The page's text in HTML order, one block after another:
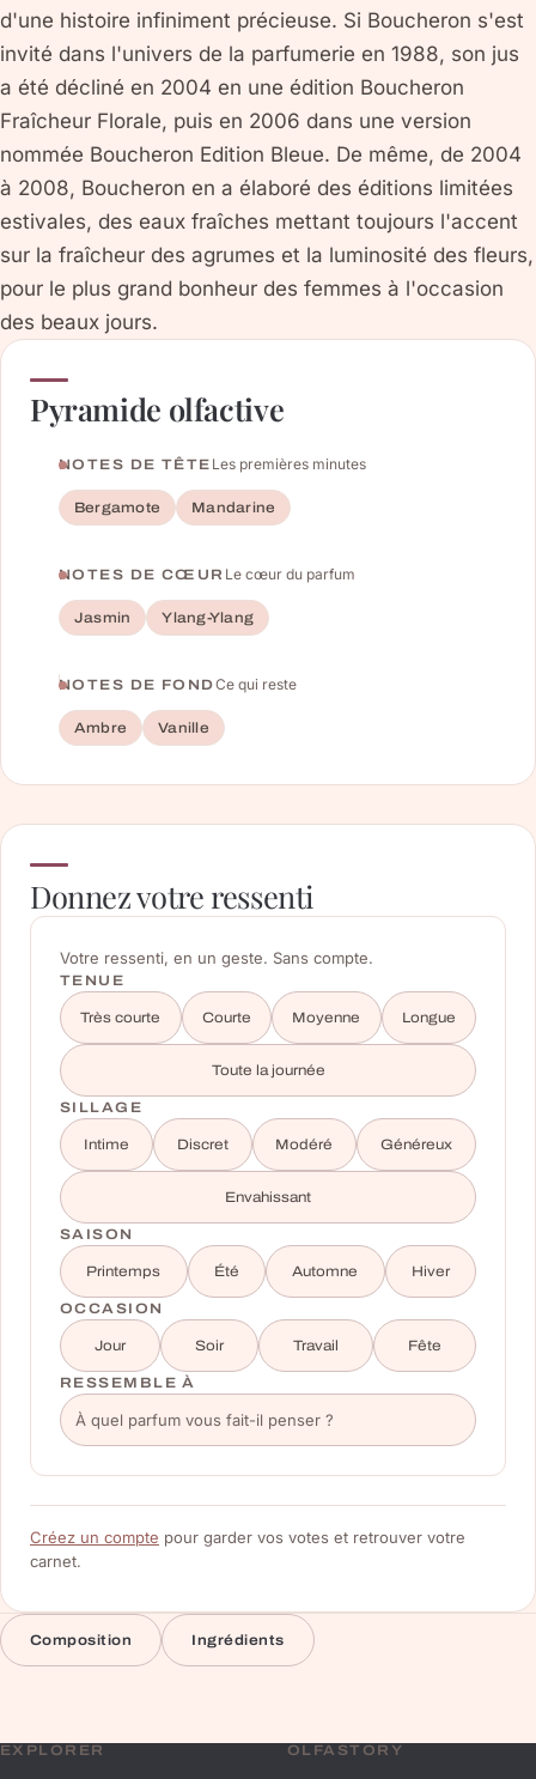
d'une histoire infiniment précieuse. Si Boucheron s'est
invité dans l'univers de la parfumerie en 1988, son jus
a été décliné en 2004 en une édition Boucheron
Fraîcheur Florale, puis en 2006 dans une version
nommée Boucheron Edition Bleue. De même, de 2004
à 2008, Boucheron en a élaboré des éditions limitées
estivales, des eaux fraîches mettant toujours l'accent
sur la fraîcheur des agrumes et la luminosité des fleurs,
pour le plus grand bonheur des femmes à l'occasion
des beaux jours.
Pyramide olfactive
NOTES DE TÊTE Les premières minutes
Bergamote Mandarine
NOTES DE CŒUR Le cœur du parfum
Jasmin Ylang-Ylang
NOTES DE FONDCe qui reste
Ambre Vanille
Donnez votre ressenti
Votre ressenti, en un geste. Sans compte.
TENUE
Très courte Courte Moyenne Longue
Toute la journée
SILLAGE
Intime Discret Modéré Généreux
Envahissant
SAISON
Printemps Été Automne Hiver
OCCASION
Jour Soir Travail Fête
RESSEMBLE À
Créez un compte pour garder vos votes et retrouver votre
carnet.
Composition Ingrédients
EXPLORER OLFASTORY